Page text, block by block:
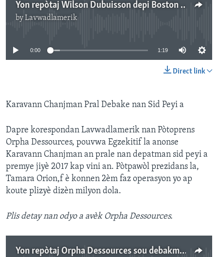
Yon repòtaj Wilson Dubuisson depi Boston sou pozisyon kèk lidè relijye sou lide Karavan Chanjman an.
byLavwadlamerik
0:00 1:19
Direct link
Karavann Chanjman Pral Debake nan Sid Peyi a
Dapre korespondan Lavwadlamerik nan Pòtoprens
Orpha Dessources, pouvwa Egzekitif la anonse
Karavann Chanjman an prale nan depatman sid peyi a
premye jiyè 2017 kap vini an. Pòtpawòl prezidans la,
Tamara Orion,f è konnen 2èm faz operasyon yo ap
koute plizyè dizèn milyon dola.
Plis detay nan odyo a avèk Orpha Dessources.
Yon repòtaj Orpha Dessources sou debakman pwochen Karavann Chanjman an nan Sid peyi Dayiti.